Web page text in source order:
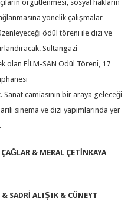
örgütlenmesi, sosyal hakların
yönelik çalışmalar
ödül töreni ile dizi ve
Sultangazi
olan FİLM-SAN Ödül Töreni, 17
camiasının bir araya geleceği
sinema ve dizi yapımlarında yer
& MERAL ÇETİNKAYA
& SADRİ ALIŞIK & CÜNEYT